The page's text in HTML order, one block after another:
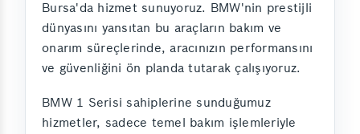
Bursa'da hizmet sunuyoruz. BMW'nin prestijli
dünyasını yansıtan bu araçların bakım ve
onarım süreçlerinde, aracınızın performansını
ve güvenliğini ön planda tutarak çalışıyoruz.
BMW 1 Serisi sahiplerine sunduğumuz
hizmetler, sadece temel bakım işlemleriyle